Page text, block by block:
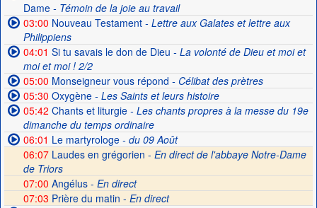
Dame- Témoin de la joie au travail
03:00 Nouveau Testament- Lettre aux Galates et lettre aux
Philippiens
04:01 Si tu savais le don de Dieu - La volonté de Dieu et moi et
moi et moi ! 2/2
05:00 Monseigneur vous répond - Célibat des prètres
05:30 Oxygène- Les Saints et leurs histoire
05:42 Chants et liturgie- Les chants propres à la messe du 19e
dimanche du temps ordinaire
06:01 Le martyrologe- du 09 Août
06:07Laudes en grégorien - En direct de l'abbaye Notre-Dame
de Triors
07:00 Angélus - En direct
07:03 Prière du matin - En direct